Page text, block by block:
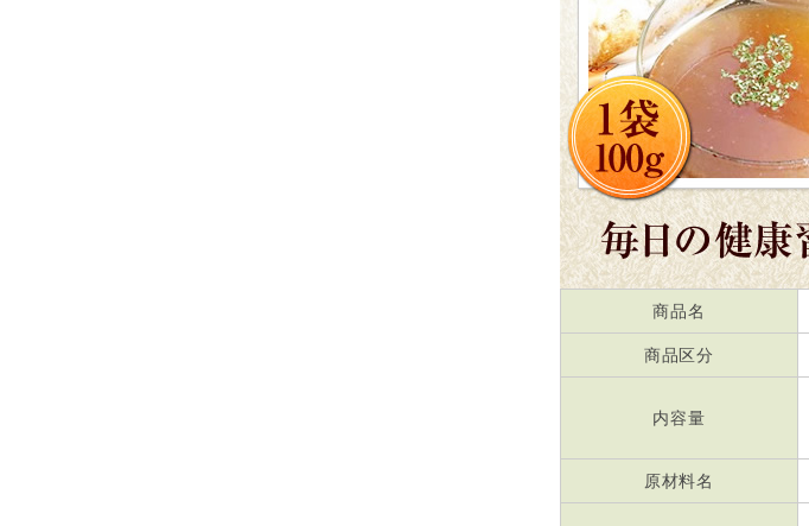
商品名
商品区分
内容量
原材料名